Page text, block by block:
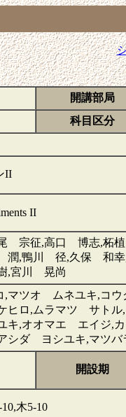
開講部局
科目区分
II
II
宗征,高口 博志,柘
潤,鴨川 径,久保 和
,宮川 晃尚
,マツオ ムネユキ,コ
ヒロ,ムラマツ サト
キ,オオマエ エイジ,
シダ ヨシユキ,マツ
開設期
木5-10